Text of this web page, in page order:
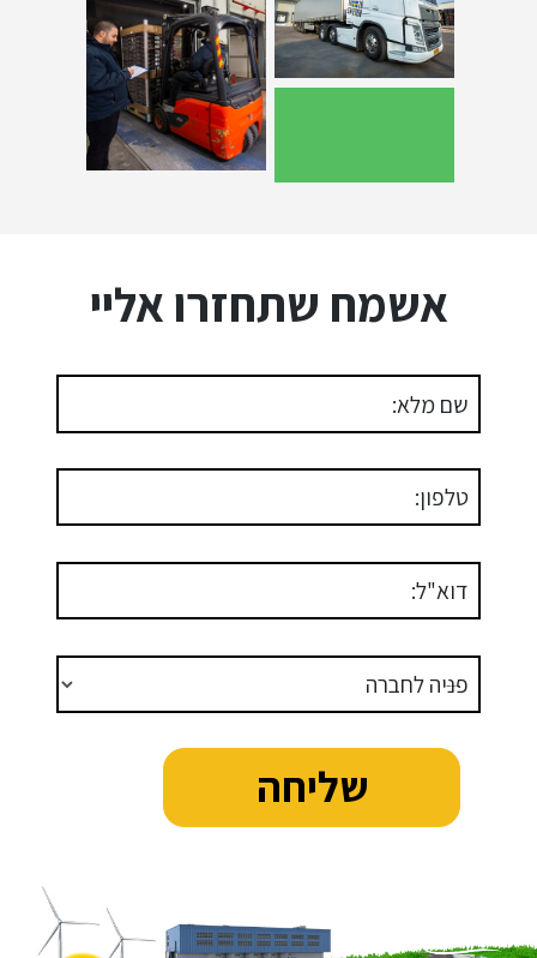
אשמח שתחזרו אליי
שם מלא:
טלפון:
דוא"ל:
פניה לחברה